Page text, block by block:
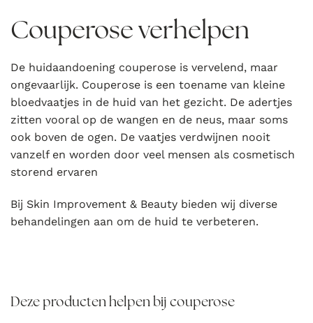
Couperose verhelpen
De huidaandoening couperose is vervelend, maar
ongevaarlijk. Couperose is een toename van kleine
bloedvaatjes in de huid van het gezicht. De adertjes
zitten vooral op de wangen en de neus, maar soms
ook boven de ogen. De vaatjes verdwijnen nooit
vanzelf en worden door veel mensen als cosmetisch
storend ervaren
Bij Skin Improvement & Beauty bieden wij diverse
behandelingen aan om de huid te verbeteren.
Deze producten helpen bij couperose